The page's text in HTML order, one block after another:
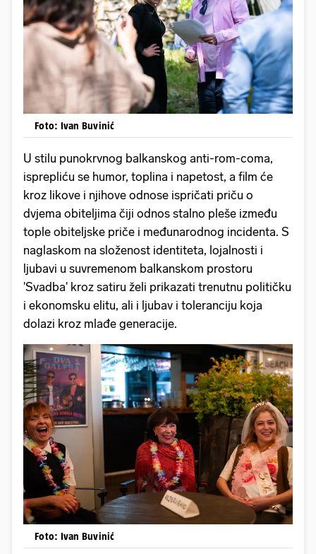
Foto: Ivan Buvinić
U stilu punokrvnog balkanskog anti-rom-coma,
isprepliću se humor, toplina i napetost, a film će
kroz likove i njihove odnose ispričati priču o
dvjema obiteljima čiji odnos stalno pleše između
tople obiteljske priče i međunarodnog incidenta. S
naglaskom na složenost identiteta, lojalnosti i
ljubavi u suvremenom balkanskom prostoru
'Svadba' kroz satiru želi prikazati trenutnu političku
i ekonomsku elitu, ali i ljubav i toleranciju koja
dolazi kroz mlađe generacije.
Foto: Ivan Buvinić